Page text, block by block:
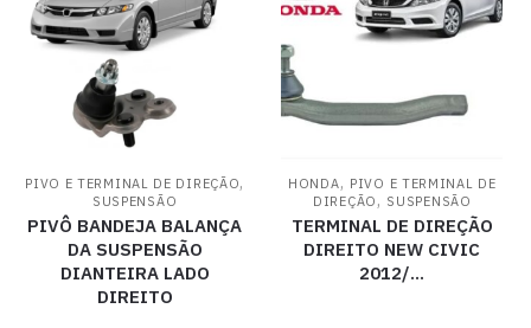
PIVO E TERMINAL DE DIREÇÃO,
SUSPENSÃO
PIVÔ BANDEJA BALANÇA
DA SUSPENSÃO
DIANTEIRA LADO
DIREITO
HONDA, PIVO E TERMINAL DE
DIREÇÃO , SUSPENSÃO
TERMINAL DE DIREÇÃO
DIREITO NEW CIVIC
2012/…